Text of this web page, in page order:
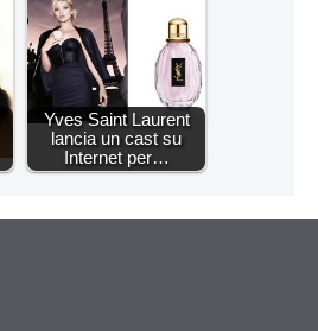
Yves Saint Laurent
lancia un cast su
Internet per…